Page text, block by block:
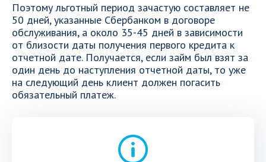
Поэтому льготный период зачастую составляет не
50 дней, указанные Сбербанком в договоре
обслуживания, а около 35-45 дней в зависимости
от близости даты получения первого кредита к
отчетной дате. Получается, если займ был взят за
один день до наступления отчетной даты, то уже
на следующий день клиент должен погасить
обязательный платеж.